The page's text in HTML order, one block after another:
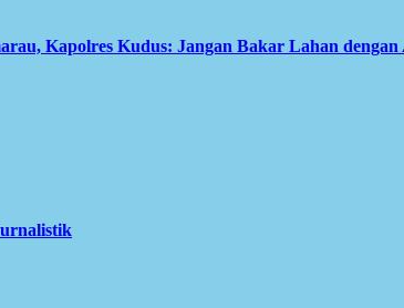
Kapolres Kudus: Jangan Bakar Lahan dengan